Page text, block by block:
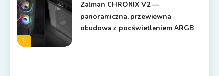
1
Zalman CHRONIX V2 —
panoramiczna, przewiewna
obudowa z podświetleniem ARGB